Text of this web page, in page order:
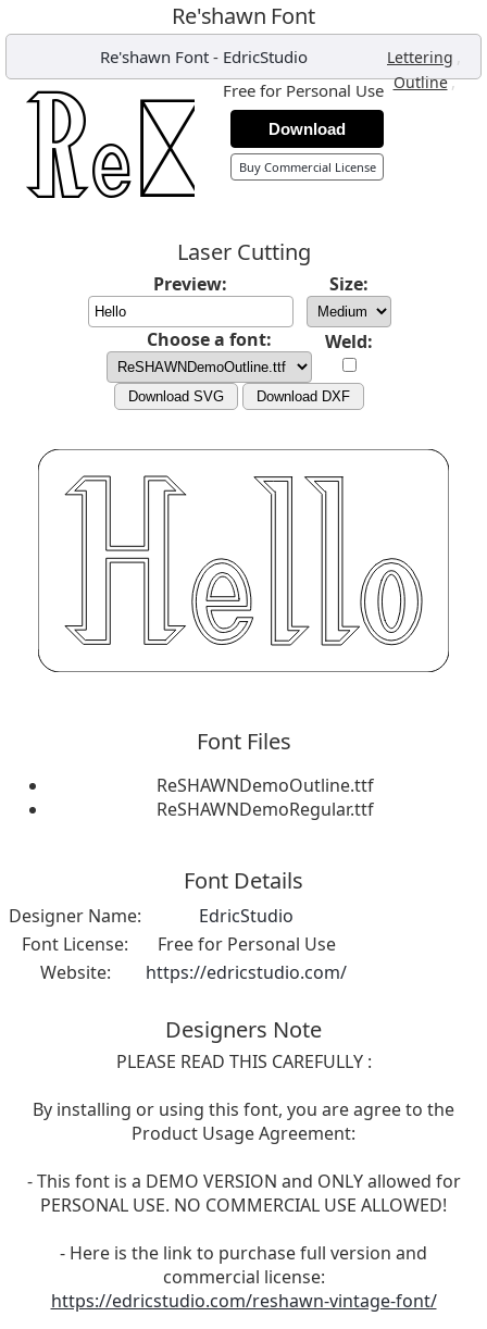
Re'shawn Font
Re'shawn Font- EdricStudio Lettering ,
Outline,
Free for Personal Use
Download
Buy Commercial License
Laser Cutting
Preview: Size:
Choose a font: Weld:
Download SVG Download DXF
Font Files
ReSHAWNDemoOutline.ttf
ReSHAWNDemoRegular.ttf
Font Details
Designer Name:
EdricStudio
Font License:
Free for Personal Use
Website:
https://edricstudio.com/
Designers Note
PLEASE READ THIS CAREFULLY :
By installing or using this font, you are agree to the
Product Usage Agreement:
- This font is a DEMO VERSION and ONLY allowed for
PERSONAL USE. NO COMMERCIAL USE ALLOWED!
- Here is the link to purchase full version and
commercial license:
https://edricstudio.com/reshawn-vintage-font/